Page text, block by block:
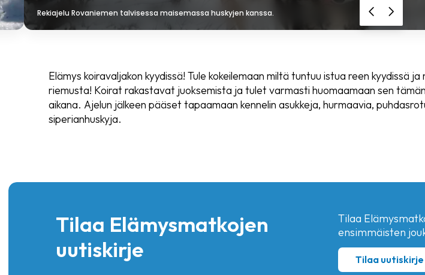
Rekiajelu Rovaniemen talvisessa maisemassa huskyjen kanssa.
Elämys koiravaljakon kyydissä! Tule kokeilemaan miltä tuntuu istua reen kyydissä ja
riemusta! Koirat rakastavat juoksemista ja tulet varmasti huomaamaan sen
aikana. Ajelun jälkeen pääset tapaamaan kennelin asukkeja, hurmaavia,
siperianhuskyja.
Tilaa Elämysmatkojen
uutiskirje
Tilaa
ensimmäisten
Tilaa uutiskirje